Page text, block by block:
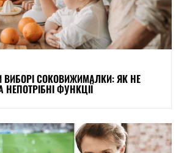
СОКОВИЖИМАЛКИ: ЯК НЕ
НЕПОТРІБНІ ФУНКЦІЇ